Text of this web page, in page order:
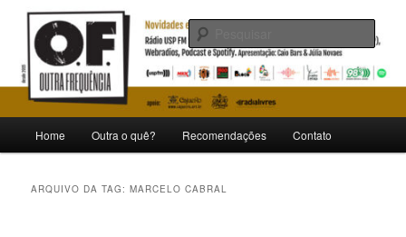
Pular
conteúdo
principal
Pular
conteúdo
secundárioOutra Frequência
Novidades e curiosidades de bandas e artistas nacionais
principal
Home Outra o quê? Recomendações Contato
ARQUIVO DA TAG:MARCELO CABRAL